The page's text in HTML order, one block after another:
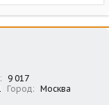
9 017
Город
Москва